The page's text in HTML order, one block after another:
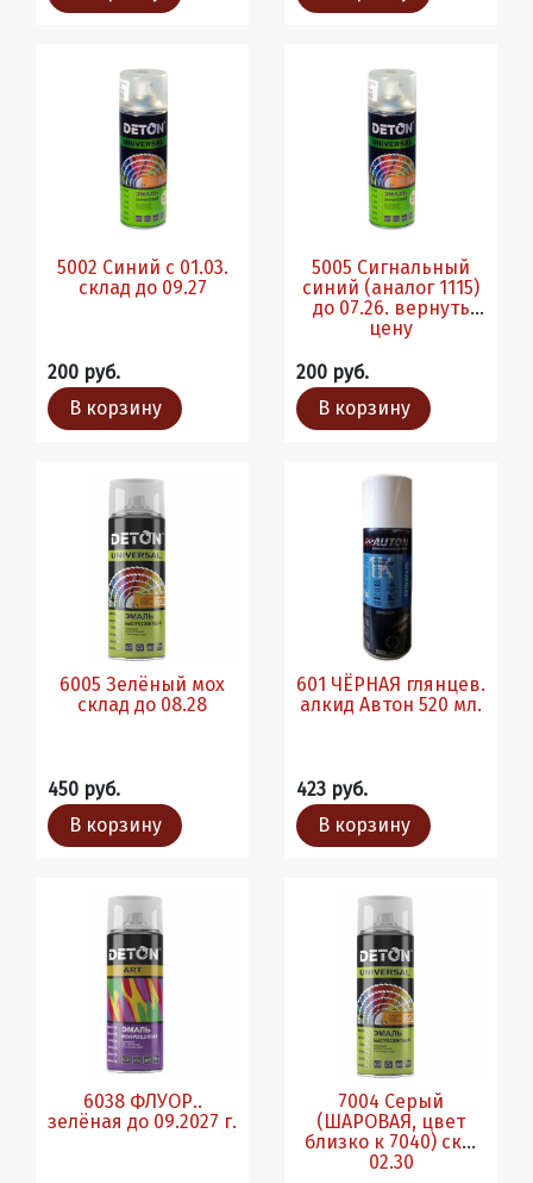
5002 Синий с 01.03.
склад до 09.27
200 руб.
В корзину
5005 Сигнальный
синий (аналог 1115)
до 07.26. вернуть
цену
200 руб.
В корзину
6005 Зелёный мох
склад до 08.28
450 руб.
В корзину
601 ЧЁРНАЯ глянцев.
алкид Автон 520 мл.
423 руб.
В корзину
6038 ФЛУОР..
зелёная до 09.2027 г.
7004 Серый
(ШАРОВАЯ, цвет
близко к 7040) скл.
02.30